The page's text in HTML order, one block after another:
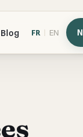
Blog FR | EN